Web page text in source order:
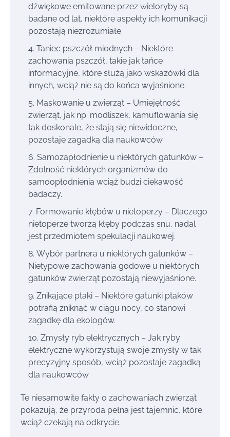
dźwiękowe emitowane przez wieloryby są
badane od lat, niektóre aspekty ich komunikacji
pozostają niezrozumiałe.
Taniec pszczół miodnych – Niektóre
zachowania pszczół, takie jak tańce
informacyjne, które służą jako wskazówki dla
innych, wciąż nie są do końca wyjaśnione.
Maskowanie u zwierząt – Umiejętność
zwierząt, jak np. modliszek, kamuflowania się
tak doskonale, że stają się niewidoczne,
pozostaje zagadką dla naukowców.
Samozapłodnienie u niektórych gatunków –
Zdolność niektórych organizmów do
samoopłodnienia wciąż budzi ciekawość
badaczy.
Formowanie kłębów u nietoperzy – Dlaczego
nietoperze tworzą kłęby podczas snu, nadal
jest przedmiotem spekulacji naukowej.
Wybór partnera u niektórych gatunków –
Nietypowe zachowania godowe u niektórych
gatunków zwierząt pozostają niewyjaśnione.
Znikające ptaki – Niektóre gatunki ptaków
potrafią zniknąć w ciągu nocy, co stanowi
zagadkę dla ekologów.
Zmysły ryb elektrycznych – Jak ryby
elektryczne wykorzystują swoje zmysły w tak
precyzyjny sposób, wciąż pozostaje zagadką
dla naukowców.
Te niesamowite fakty o zachowaniach zwierząt
pokazują, że przyroda pełna jest tajemnic, które
wciąż czekają na odkrycie.